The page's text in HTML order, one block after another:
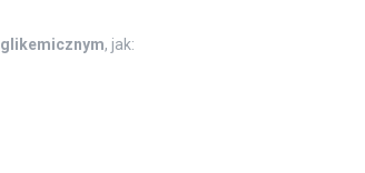
, jak: